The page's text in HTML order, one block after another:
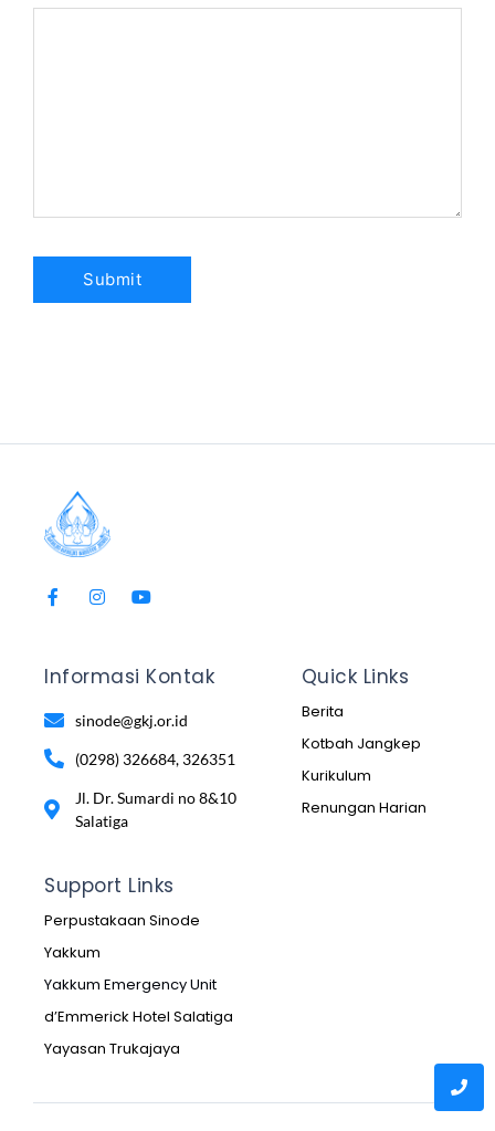
Informasi Kontak
sinode@gkj.or.id
(0298) 326684, 326351
Jl. Dr. Sumardi no 8&10
Salatiga
Quick Links
Berita
Kotbah Jangkep
Kurikulum
Renungan Harian
Support Links
Perpustakaan Sinode
Yakkum
Yakkum Emergency Unit
d’Emmerick Hotel Salatiga
Yayasan Trukajaya